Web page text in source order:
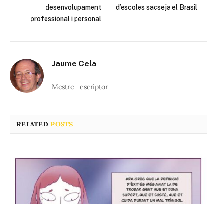
desenvolupament
professional i personal
d’escoles sacseja el Brasil
Jaume Cela
Mestre i escriptor
RELATEDPOSTS